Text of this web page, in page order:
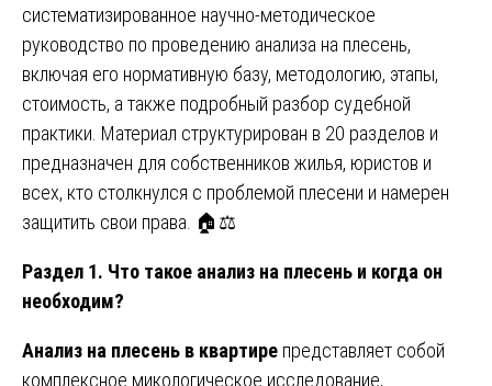
систематизированное научно-методическое
руководство по проведению анализа на плесень,
включая его нормативную базу, методологию, этапы,
стоимость, а также подробный разбор судебной
практики. Материал структурирован в 20 разделов и
предназначен для собственников жилья, юристов и
всех, кто столкнулся с проблемой плесени и намерен
защитить свои права. 🏠⚖️
Раздел 1. Что такое анализ на плесень и когда он
необходим?
Анализ на плесень в квартире представляет собой
комплексное микологическое исследование,